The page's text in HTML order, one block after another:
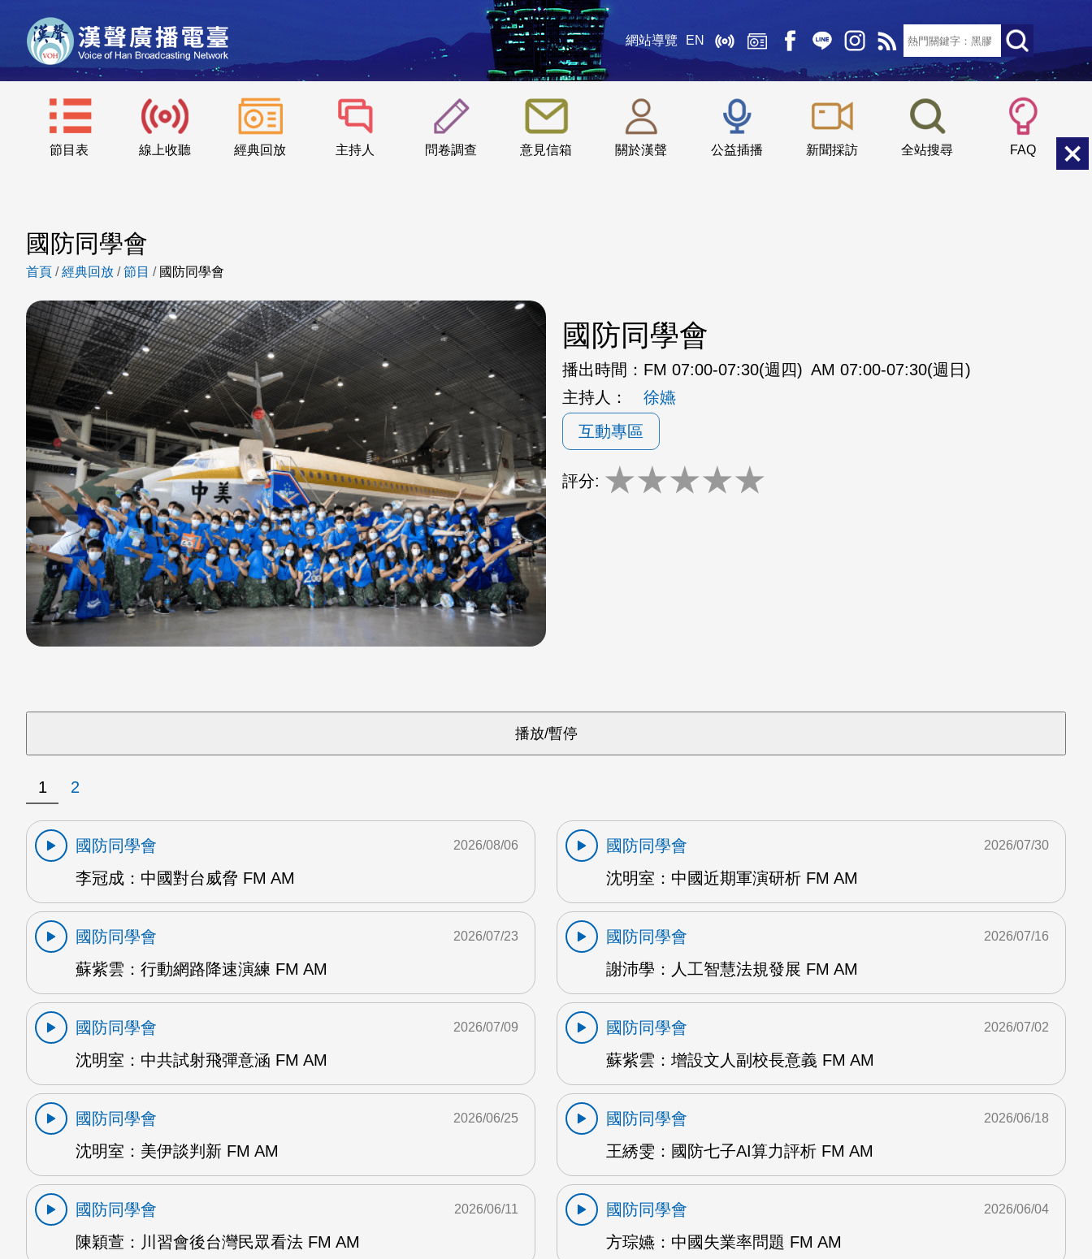
網站導覽 EN
節目表 線上收聽 經典回放 主持人 問卷調查 意見信箱 關於漢聲 公益插播 新聞採訪 全站搜尋 FAQ
::: 小 中
國防同學會
首頁 /經典回放 /節目 / 國防同學會
國防同學會
播出時間： FM 07:00-07:30(週四) AM 07:00-07:30(週日)
主持人：
徐嬿
互動專區
評分: ★★★★★
1 2
國防同學會
李冠成：中國對台威脅 FM AM
2026/08/06
國防同學會
沈明室：中國近期軍演研析 FM AM
2026/07/30
國防同學會
蘇紫雲：行動網路降速演練 FM AM
2026/07/23
國防同學會
謝沛學：人工智慧法規發展 FM AM
2026/07/16
國防同學會
沈明室：中共試射飛彈意涵 FM AM
2026/07/09
國防同學會
蘇紫雲：增設文人副校長意義 FM AM
2026/07/02
國防同學會
沈明室：美伊談判新 FM AM
2026/06/25
國防同學會
王綉雯：國防七子AI算力評析 FM AM
2026/06/18
國防同學會
陳穎萱：川習會後台灣民眾看法 FM AM
2026/06/11
國防同學會
方琮嬿：中國失業率問題 FM AM
2026/06/04